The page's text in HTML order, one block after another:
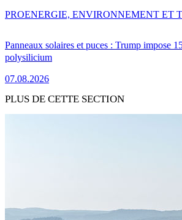
Panneaux solaires et puces : Trump impose
polysilicium
07.08.2026
PROENERGIE, ENVIRONNEMENT ET
PLUS DE CETTE SECTION